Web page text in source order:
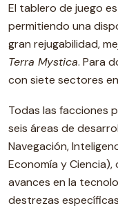
El tablero de juego
permitiendo una
gran rejugabilidad,
Terra Mystica. Para
con siete sectores
Todas las facciones
seis áreas de
Navegación,
Economía y
avances en la
destrezas